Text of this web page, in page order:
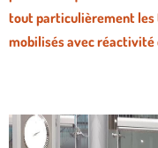
tout particulièrement les
mobilisés avec réactivité